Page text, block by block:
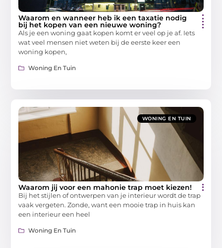
Waarom en wanneer heb ik een taxatie nodig
bij het kopen van een nieuwe woning?
Als je een woning gaat kopen komt er veel op je af. Iets
wat veel mensen niet weten bij de eerste keer een
woning kopen,
Woning En Tuin
WONING EN TUIN
Waarom jij voor een mahonie trap moet kiezen!
Bij het stijlen of ontwerpen van je interieur wordt de trap
vaak vergeten. Zonde, want een mooie trap in huis kan
een interieur een heel
Woning En Tuin